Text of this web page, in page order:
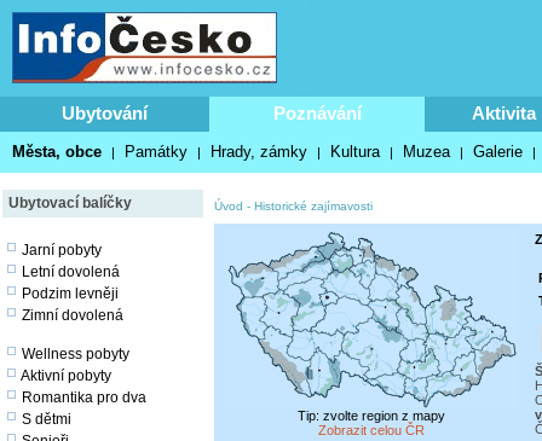
Ubytování Poznávání Aktivita
Města, obce | Památky | Hrady, zámky | Kultura | Muzea | Galerie |
Ubytovací balíčky
Jarní pobyty
Letní dovolená
Podzim levněji
Zimní dovolená
Wellness pobyty
Aktivní pobyty
Romantika pro dva
S dětmi
Úvod - Historické zajímavosti
Tip: zvolte region z mapy
Zobrazit celou ČR